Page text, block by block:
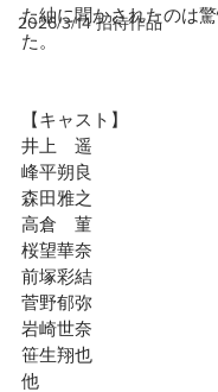
2026/3/14 招待作品
た紬に聞かされたのは
た。
【キャスト】
井上　遥
峰平朔良
森田雅之
高倉　菫
桜望華奈
前塚彩結
菅野郁弥
岩崎世奈
笹生翔也
他